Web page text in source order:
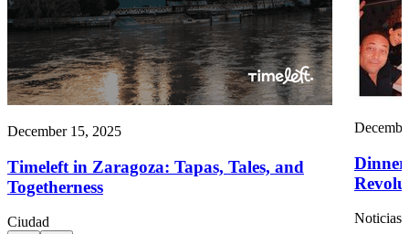
December 15, 2025
Timeleft in Zaragoza: Tapas, Tales, and
Togetherness
Ciudad
Dinner
Noticias